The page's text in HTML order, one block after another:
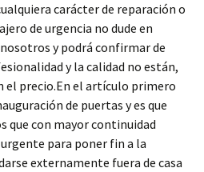
carácter de reparación o
de urgencia no dude en
y podrá confirmar de
y la calidad no están,
el precio.En el artículo primero
de puertas y es que
que con mayor continuidad
para poner fin a la
externamente fuera de casa